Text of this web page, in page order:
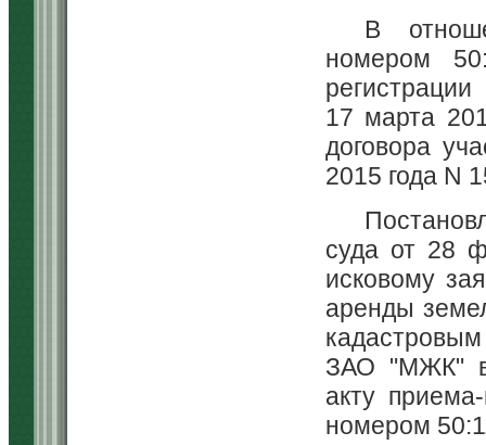
В
номером
17 марта
договора
2015 года N
суда от 28
исковому
аренды
ЗАО "МЖК"
акту
номером